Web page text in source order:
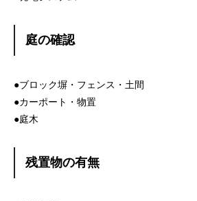
庭の確認
●ブロック塀・フェンス・土間
●カーポート・物置
●庭木
残置物の有無